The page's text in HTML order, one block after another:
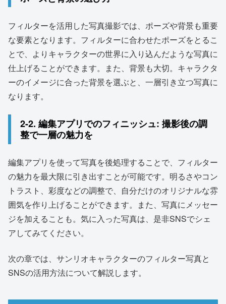
フィルターを活用した写真撮影では、ポーズや背景も重要
な要素となります。フィルターに合わせたポーズをとるこ
とで、よりキャラクターの世界に入り込んだような写真に
仕上げることができます。また、背景も大切。キャラクタ
ーのイメージに合った背景を選ぶと、一層引き立つ写真に
なります。
2-2. 編集アプリでのフィニッシュ: 撮影後の調
整で一層の魅力を
編集アプリを使って写真を後処理することで、フィルター
の魅力を最大限に引き出すことが可能です。明るさやコン
トラスト、彩度などの調整で、自分だけのオリジナルな雰
囲気を作り上げることができます。また、写真にメッセー
ジを加えることも。気に入った写真は、是非SNSでシェ
アしてみてください。
次の章では、サンリオキャラクターのフィルター写真と
SNSの活用方法について解説します。